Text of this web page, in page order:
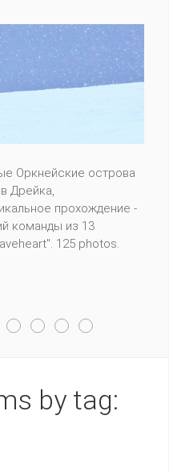
Оркнейские острова
Дрейка,
прохождение -
команды из 13
125 photos.
by tag: